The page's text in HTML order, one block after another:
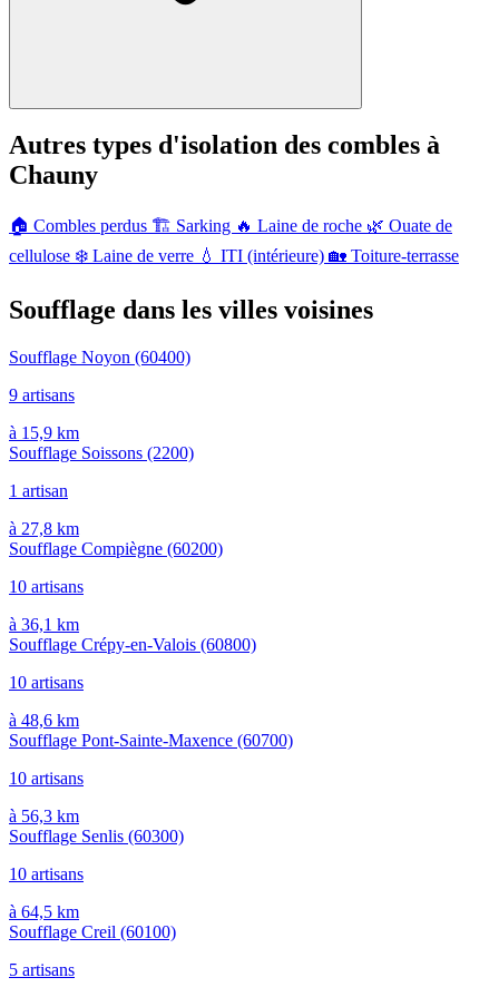
Autres types d'isolation des combles à
Chauny
🏠 Combles perdus 🏗️ Sarking 🔥 Laine de roche 🌿 Ouate de
cellulose ❄️ Laine de verre 💧 ITI (intérieure) 🏡 Toiture-terrasse
Soufflage dans les villes voisines
Soufflage Noyon (60400)
9 artisans
à 15,9 km
Soufflage Soissons (2200)
1 artisan
à 27,8 km
Soufflage Compiègne (60200)
10 artisans
à 36,1 km
Soufflage Crépy-en-Valois (60800)
10 artisans
à 48,6 km
Soufflage Pont-Sainte-Maxence (60700)
10 artisans
à 56,3 km
Soufflage Senlis (60300)
10 artisans
à 64,5 km
Soufflage Creil (60100)
5 artisans